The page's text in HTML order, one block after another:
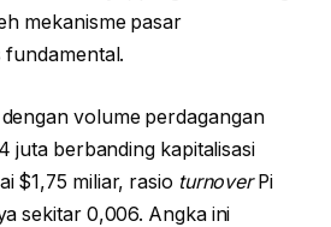
mekanisme pasar
fundamental.
volume perdagangan
juta berbanding kapitalisasi
$1,75 miliar, rasio turnoverPi
sekitar 0,006. Angka ini